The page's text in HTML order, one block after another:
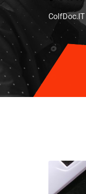
ColfDoc.IT